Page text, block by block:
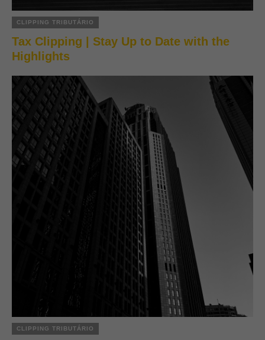
CLIPPING TRIBUTÁRIO
Tax Clipping | Stay Up to Date with the
Highlights
CLIPPING TRIBUTÁRIO